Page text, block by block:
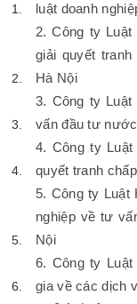
luật doanh
2. Công ty
giải quyết
Hà Nội
3. Công ty Luật
vấn đầu tư
4. Công ty
quyết tranh
5. Công ty Luật
nghiệp về tư
Nội
6. Công ty
gia về các dịch